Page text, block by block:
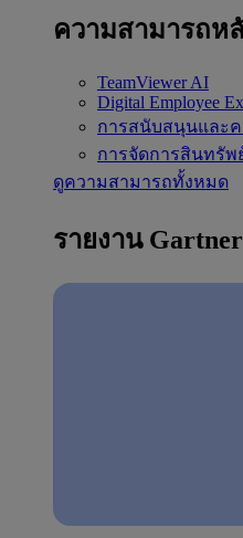
ความสามารถห
TeamViewer AI
Digital Employee
การสนับสนุนและ
การจัดการสินทรั
ดูความสามารถทั้งหมด
รายงาน